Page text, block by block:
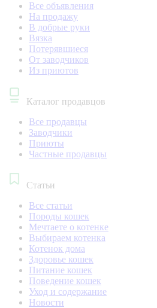
Все объявления
На продажу
В добрые руки
Вязка
Потерявшиеся
От заводчиков
Из приютов
Каталог продавцов
Все продавцы
Заводчики
Приюты
Частные продавцы
Статьи
Все статьи
Породы кошек
Мечтаете о котенке
Выбираем котенка
Котенок дома
Здоровье кошек
Питание кошек
Поведение кошек
Уход и содержание
Новости